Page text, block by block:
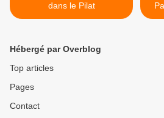
dans le Pilat
Hébergé par Overblog
Top articles
Pages
Contact